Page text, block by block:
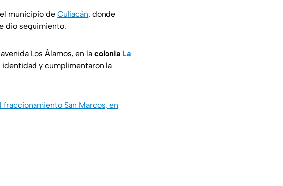
municipio de Culiacán, donde
dio seguimiento.
Los Álamos, en la colonia La
y cumplimentaron la
fraccionamiento San Marcos, en